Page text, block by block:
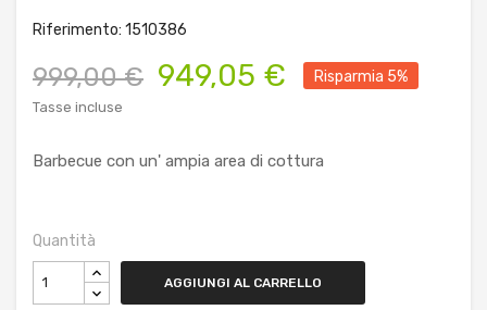
Riferimento: 1510386
999,00 € 949,05 € Risparmia 5%
Tasse incluse
Barbecue con un' ampia area di cottura
Quantità
AGGIUNGI AL CARRELLO